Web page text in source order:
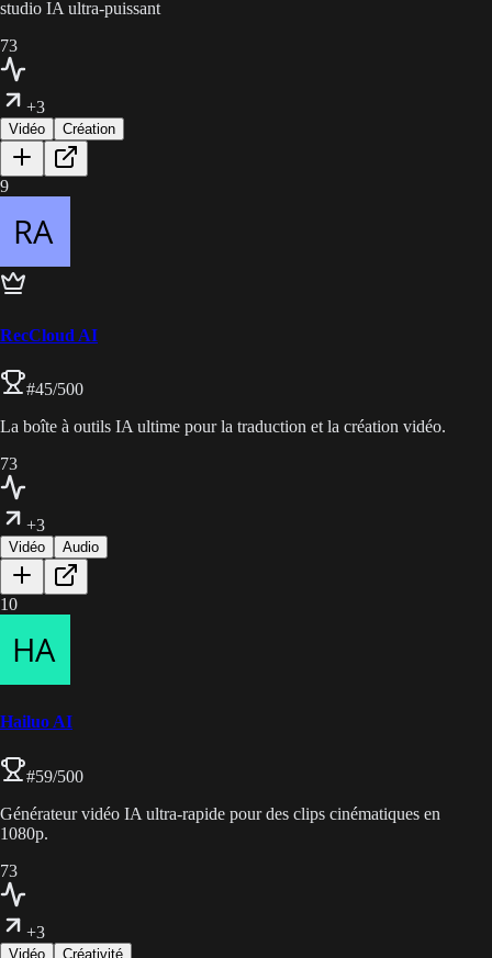
studio IA ultra-puissant
73
+3
Vidéo Création
9
RecCloud AI
#45/500
La boîte à outils IA ultime pour la traduction et la création vidéo.
73
+3
Vidéo Audio
10
Hailuo AI
#59/500
Générateur vidéo IA ultra-rapide pour des clips cinématiques en
1080p.
73
+3
Vidéo Créativité